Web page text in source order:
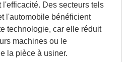
Des secteurs tels
l'automobile bénéficient
technologie, car elle réduit
machines ou le
la pièce à usiner.